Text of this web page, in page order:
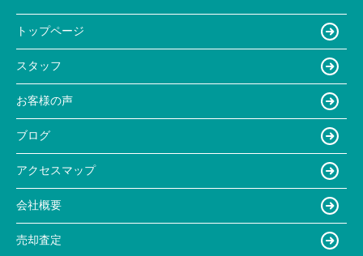
トップページ
スタッフ
お客様の声
ブログ
アクセスマップ
会社概要
売却査定